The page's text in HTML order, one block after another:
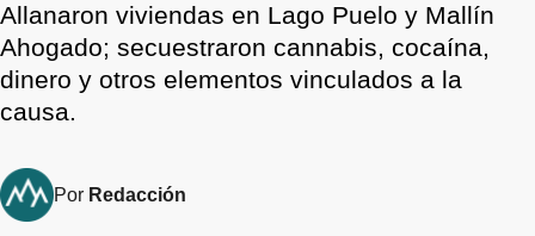
Allanaron viviendas en Lago Puelo y Mallín
Ahogado; secuestraron cannabis, cocaína,
dinero y otros elementos vinculados a la
causa.
Por Redacción